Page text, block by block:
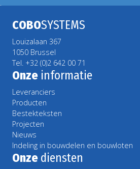
COBOSYSTEMS
Louizalaan 367
1050 Brussel
Tel. +32 (0)2 642 00 71
Onze informatie
Leveranciers
Producten
Bestekteksten
Projecten
Nieuws
Indeling in bouwdelen en bouwloten
Onze diensten